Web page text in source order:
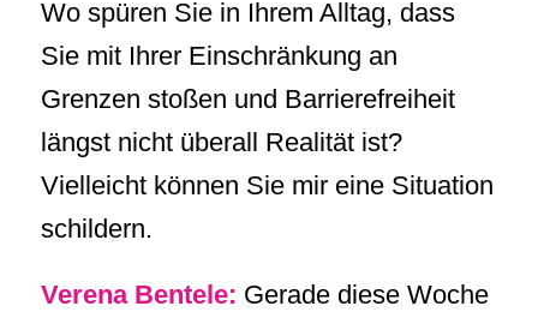
Wo spüren Sie in Ihrem Alltag, dass
Sie mit Ihrer Einschränkung an
Grenzen stoßen und Barrierefreiheit
längst nicht überall Realität ist?
Vielleicht können Sie mir eine Situation
schildern.
Verena Bentele: Gerade diese Woche